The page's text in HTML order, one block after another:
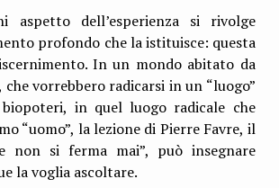
aspetto dell’esperienza si rivolge
profondo che la istituisce: questa
In un mondo abitato da
vorrebbero radicarsi in un “luogo”
in quel luogo radicale che
“uomo”, la lezione di Pierre Favre, il
non si ferma mai”, può insegnare
la voglia ascoltare.